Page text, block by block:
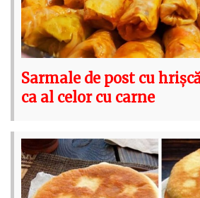
Sarmale de post cu
ca al celor cu carne